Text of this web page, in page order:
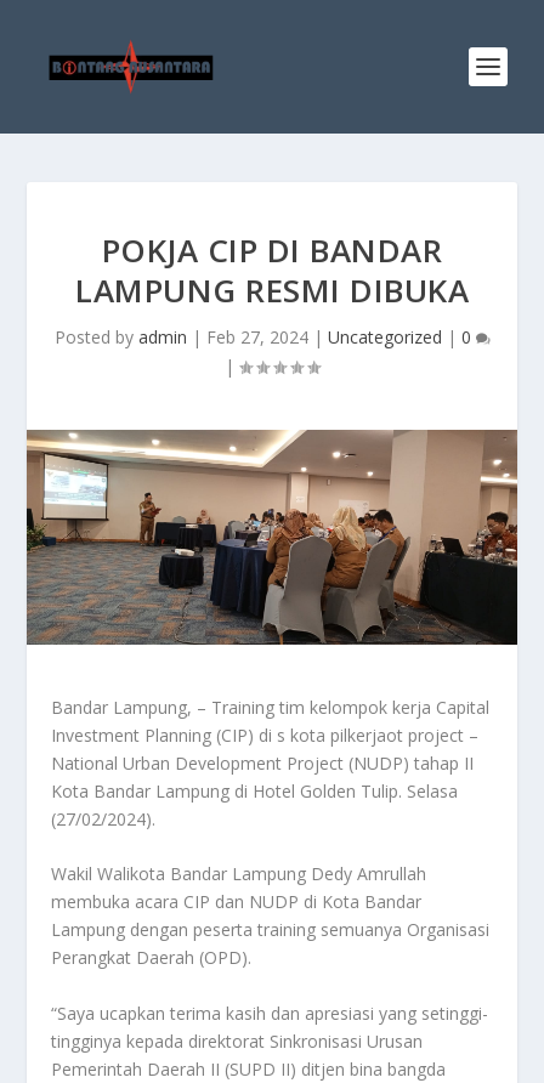
POKJA CIP DI BANDAR
LAMPUNG RESMI DIBUKA
Posted by admin | Feb 27, 2024| Uncategorized | 0
|
Bandar Lampung, – Training tim kelompok kerja Capital
Investment Planning (CIP) di s kota pilkerjaot project –
National Urban Development Project (NUDP) tahap II
Kota Bandar Lampung di Hotel Golden Tulip. Selasa
(27/02/2024).
Wakil Walikota Bandar Lampung Dedy Amrullah
membuka acara CIP dan NUDP di Kota Bandar
Lampung dengan peserta training semuanya Organisasi
Perangkat Daerah (OPD).
“Saya ucapkan terima kasih dan apresiasi yang setinggi-
tingginya kepada direktorat Sinkronisasi Urusan
Pemerintah Daerah II (SUPD II) ditjen bina bangda